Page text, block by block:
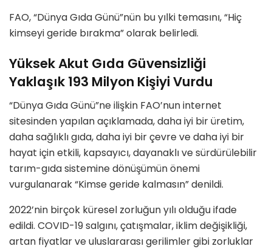
FAO, “Dünya Gıda Günü”nün bu yılki temasını, “Hiç
kimseyi geride bırakma” olarak belirledi.
Yüksek Akut Gıda Güvensizliği
Yaklaşık 193 Milyon Kişiyi Vurdu
“Dünya Gıda Günü”ne ilişkin FAO’nun internet
sitesinden yapılan açıklamada, daha iyi bir üretim,
daha sağlıklı gıda, daha iyi bir çevre ve daha iyi bir
hayat için etkili, kapsayıcı, dayanaklı ve sürdürülebilir
tarım-gıda sistemine dönüşümün önemi
vurgulanarak “Kimse geride kalmasın” denildi.
2022’nin birçok küresel zorluğun yılı olduğu ifade
edildi. COVID-19 salgını, çatışmalar, iklim değişikliği,
artan fiyatlar ve uluslararası gerilimler gibi zorluklar